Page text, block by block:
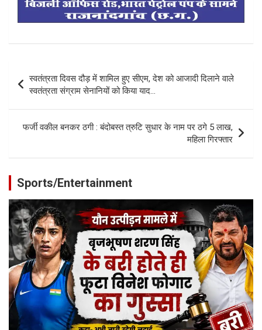
navigation
स्वतंत्रता दिवस दौड़ में शामिल हुए सीएम, देश को आजादी दिलाने वाले
स्वतंत्रता संग्राम सेनानियों को किया याद…
फर्जी वकील बनकर ठगी : बंदोबस्त त्रुटि सुधार के नाम पर ठगे 5 लाख,
महिला गिरफ्तार
Sports/Entertainment